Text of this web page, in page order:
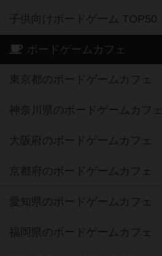
子供向けボードゲーム TOP50
ボードゲームカフェ
東京都のボードゲームカフェ
神奈川県のボードゲームカフェ
大阪府のボードゲームカフェ
京都府のボードゲームカフェ
愛知県のボードゲームカフェ
福岡県のボードゲームカフェ